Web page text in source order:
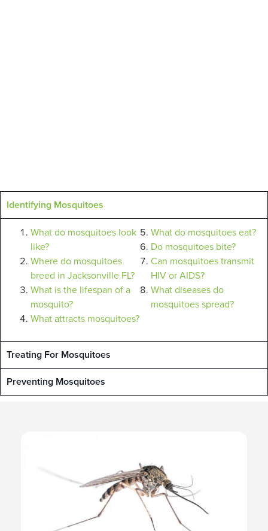
Identifying Mosquitoes
What do mosquitoes look
like?
Where do mosquitoes
breed in Jacksonville FL?
What is the lifespan of a
mosquito?
What attracts mosquitoes?
What do mosquitoes eat?
Do mosquitoes bite?
Can mosquitoes transmit
HIV or AIDS?
What diseases do
mosquitoes spread?
Treating For Mosquitoes
Preventing Mosquitoes